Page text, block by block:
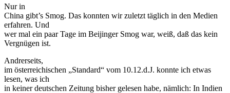
Nur in
China gibt’s Smog. Das konnten wir zuletzt täglich in den Medien
erfahren. Und
wer mal ein paar Tage im Beijinger Smog war, weiß, daß das kein
Vergnügen ist.
Andrerseits,
im österreichischen „Standard“ vom 10.12.d.J. konnte ich etwas
lesen, was ich
in keiner deutschen Zeitung bisher gelesen habe, nämlich: In Indien